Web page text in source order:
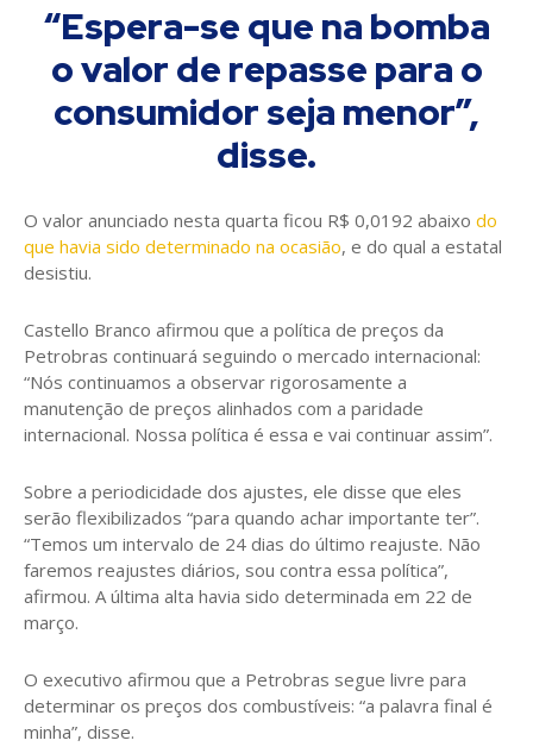
“Espera-se que na bomba
o valor de repasse para o
consumidor seja menor”,
disse.
O valor anunciado nesta quarta ficou R$ 0,0192 abaixo do
que havia sido determinado na ocasião, e do qual a estatal
desistiu.
Castello Branco afirmou que a política de preços da
Petrobras continuará seguindo o mercado internacional:
“Nós continuamos a observar rigorosamente a
manutenção de preços alinhados com a paridade
internacional. Nossa política é essa e vai continuar assim”.
Sobre a periodicidade dos ajustes, ele disse que eles
serão flexibilizados “para quando achar importante ter”.
“Temos um intervalo de 24 dias do último reajuste. Não
faremos reajustes diários, sou contra essa política”,
afirmou. A última alta havia sido determinada em 22 de
março.
O executivo afirmou que a Petrobras segue livre para
determinar os preços dos combustíveis: “a palavra final é
minha”, disse.